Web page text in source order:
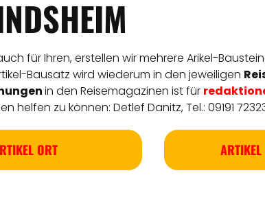
für Ihren, erstellen wir mehrere Arikel-
Bausatz wird wiederum in den jeweiligen
in den Reisemagazinen ist für
helfen zu können: Detlef Danitz, Tel.: 09191
ORT ARTIKEL